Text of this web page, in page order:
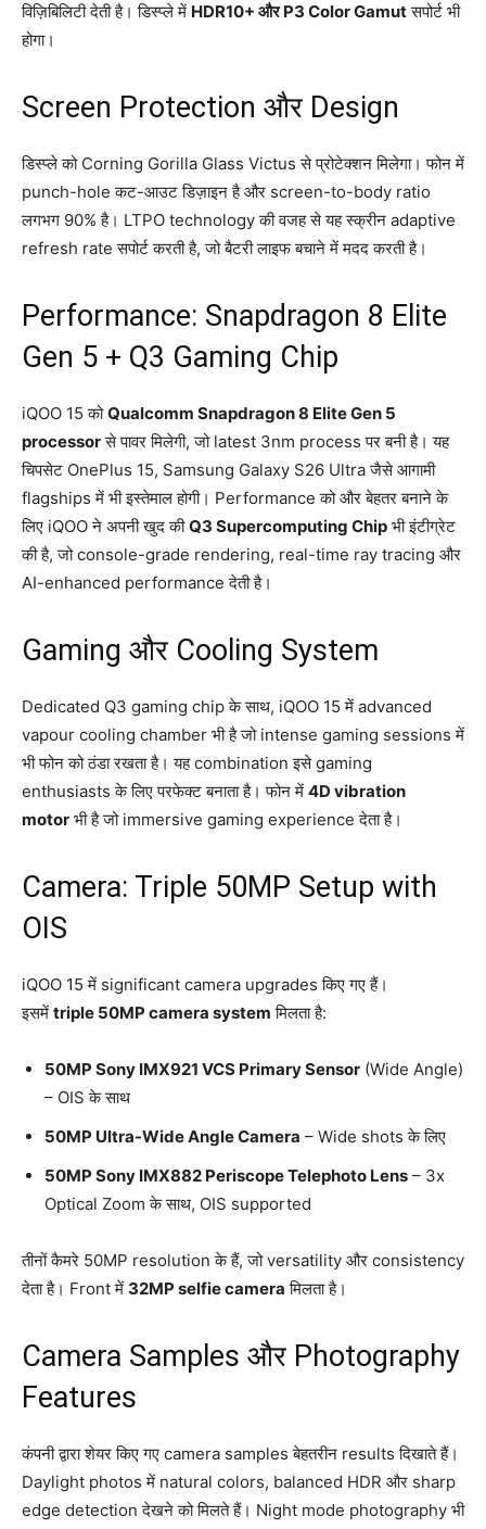
विज़िबिलिटी देती है। डिस्प्ले में HDR10+ और P3 Color Gamutसपोर्ट भी
होगा।
Screen Protection और Design
डिस्प्ले को Corning Gorilla Glass Victus से प्रोटेक्शन मिलेगा। फोन में
punch-hole कट-आउट डिज़ाइन है और screen-to-body ratio
लगभग 90% है। LTPO technology की वजह से यह स्क्रीन adaptive
refresh rate सपोर्ट करती है, जो बैटरी लाइफ बचाने में मदद करती है।
Performance: Snapdragon 8 Elite
Gen 5 + Q3 Gaming Chip
iQOO 15 कोQualcomm Snapdragon 8 Elite Gen 5
processorसे पावर मिलेगी, जो latest 3nm process पर बनी है। यह
चिपसेट OnePlus 15, Samsung Galaxy S26 Ultra जैसे आगामी
flagships में भी इस्तेमाल होगी। Performance को और बेहतर बनाने के
लिए iQOO ने अपनी खुद कीQ3 Supercomputing Chip भी इंटीग्रेट
की है, जो console-grade rendering, real-time ray tracing और
AI-enhanced performance देती है।
Gaming और Cooling System
Dedicated Q3 gaming chip के साथ, iQOO 15 में advanced
vapour cooling chamber भी है जो intense gaming sessions में
भी फोन को ठंडा रखता है। यह combination इसे gaming
enthusiasts के लिए परफेक्ट बनाता है। फोन में 4D vibration
motor भी है जो immersive gaming experience देता है।
Camera: Triple 50MP Setup with
OIS
iQOO 15 में significant camera upgrades किए गए हैं।
इसमें triple 50MP camera system मिलता है:
50MP Sony IMX921 VCS Primary Sensor (Wide Angle)
– OIS के साथ
50MP Ultra-Wide Angle Camera – Wide shots के लिए
50MP Sony IMX882 Periscope Telephoto Lens – 3x
Optical Zoom के साथ, OIS supported
तीनों कैमरे 50MP resolution के हैं, जो versatility और consistency
देता है। Front में 32MP selfie camera मिलता है।
Camera Samples और Photography
Features
कंपनी द्वारा शेयर किए गए camera samples बेहतरीन results दिखाते हैं।
Daylight photos में natural colors, balanced HDR और sharp
edge detection देखने को मिलते हैं। Night mode photography भी